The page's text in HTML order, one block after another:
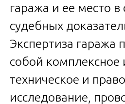
гаража и ее место в
судебных
Экспертиза гаража
собой комплексное
техническое и
исследование,